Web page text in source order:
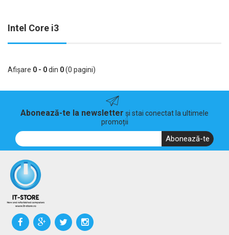
Intel Core i3
Afişare 0 - 0din 0(0 pagini)
Abonează-te la newsletter și stai conectat la ultimele
promoții
Abonează-te